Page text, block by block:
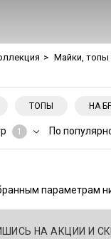
> Майки, топы
ТОПЫ НА
1 По
параметрам
НА АКЦИИ И